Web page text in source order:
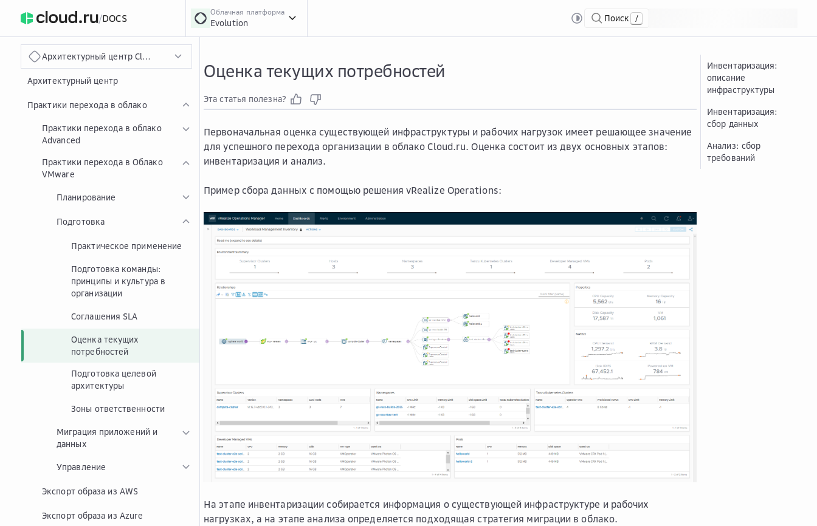
/DOCS
Облачная платформа
Evolution Поиск /
Архитектурный центр Cloud.ru
Архитектурный центр
Практики перехода в облако
Практики перехода в облако
Advanced
Практики перехода в Облако
VMware
Планирование
Подготовка
Практическое применение
Подготовка команды:
принципы и культура в
организации
Соглашения SLA
Оценка текущих
потребностей
Подготовка целевой
архитектуры
Зоны ответственности
Миграция приложений и
данных
Управление
Экспорт образа из AWS
Экспорт образа из Azure
Оценка текущих потребностей
Эта статья полезна?
Первоначальная оценка существующей инфраструктуры и рабочих нагрузок имеет решающее значение
для успешного перехода организации в облако Cloud.ru. Оценка состоит из двух основных этапов:
инвентаризация и анализ.
Пример сбора данных с помощью решения vRealize Operations:
На этапе инвентаризации собирается информация о существующей инфраструктуре и рабочих
нагрузках, а на этапе анализа определяется подходящая стратегия миграции в облако.
Инвентаризация:
описание
инфраструктуры
Инвентаризация:
сбор данных
Анализ: сбор
требований